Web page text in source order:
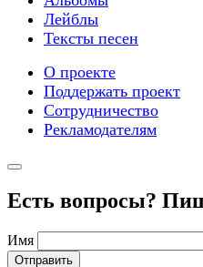
Лейблы
Тексты песен
О проекте
Поддержать проект
Сотрудничество
Рекламодателям
Есть вопросы?
Имя